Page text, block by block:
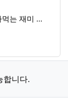
는 재미 ...
합니다.